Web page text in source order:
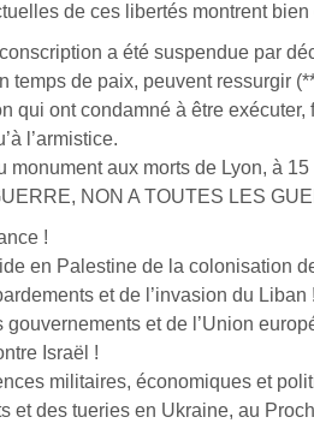
de ces libertés montrent
a été suspendue par
temps de paix, peuvent ressurgir
qui ont condamné à être
l’armistice.
monument aux morts de Lyon, à
NON A TOUTES LES
!
en Palestine de la colonisation
et de l’invasion du Liban !
et de l’Union
Israël !
militaires, économiques et
et des tueries en Ukraine, au